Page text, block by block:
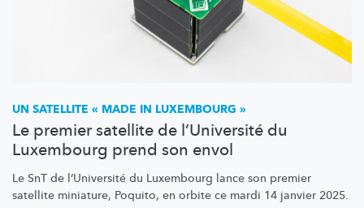
UN SATELLITE « MADE IN LUXEMBOURG »
Le premier satellite de l’Université du
Luxembourg prend son envol
Le SnT de l’Université du Luxembourg lance son premier
satellite miniature, Poquito, en orbite ce mardi 14 janvier 2025.